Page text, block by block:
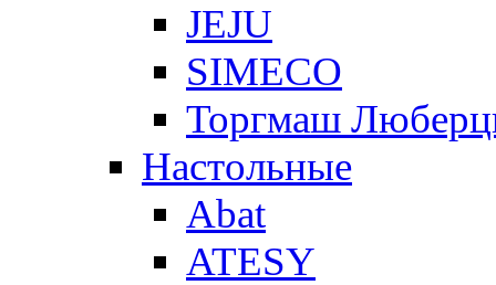
JEJU
SIMECO
Торгмаш
Настольные
Abat
ATESY